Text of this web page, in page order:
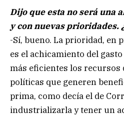
Dijo que esta no será una
y con nuevas prioridades.
-Sí, bueno. La prioridad, en
es el achicamiento del
más eficientes los recursos
políticas que generen
prima, como decía el de
industrializarla y tener un